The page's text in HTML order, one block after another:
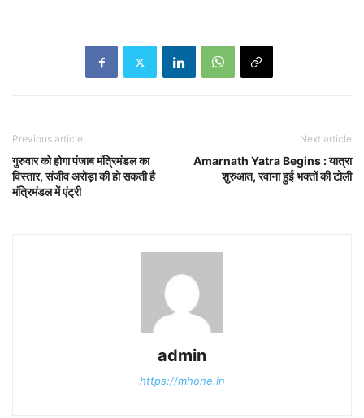
Previous article
गुरुवार को होगा पंजाब मंत्रिमंडल का
विस्तार, संजीव अरोड़ा की हो सकती है
मंत्रिमंडल में एंट्री
Next article
Amarnath Yatra Begins : यात्रा
शुरुआत, रवाना हुई भक्तों की टोली
admin
https://mhone.in